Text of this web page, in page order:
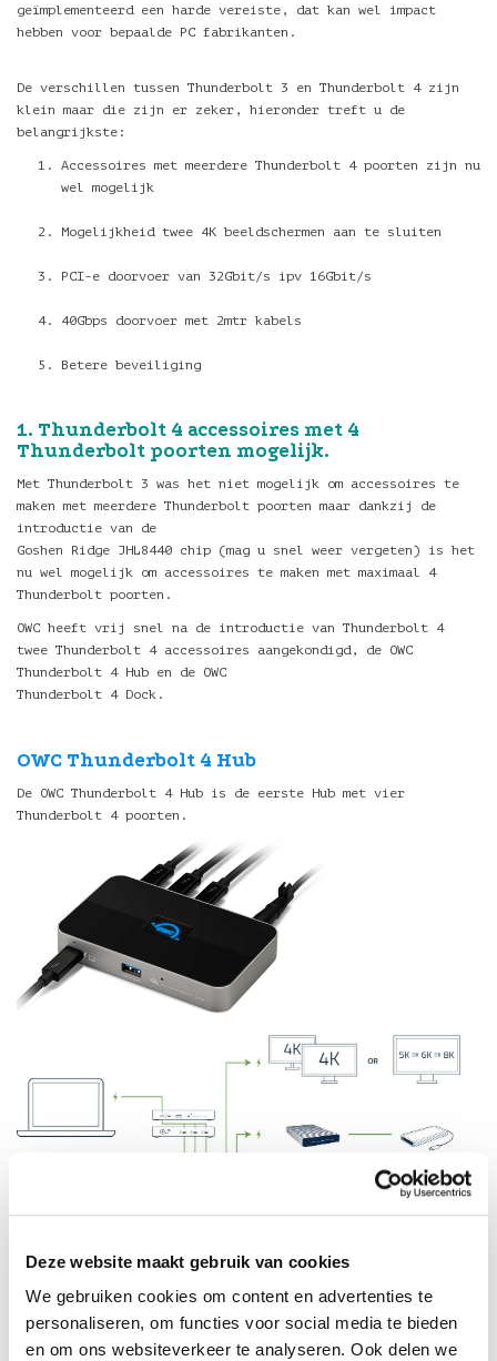
Deze website maakt gebruik van cookies
We gebruiken cookies om content en advertenties te
personaliseren, om functies voor social media te bieden
en om ons websiteverkeer te analyseren. Ook delen we
geïmplementeerd een harde vereiste, dat kan wel impact
hebben voor bepaalde PC fabrikanten.
De verschillen tussen Thunderbolt 3 en Thunderbolt 4 zijn
klein maar die zijn er zeker, hieronder treft u de
belangrijkste:
Accessoires met meerdere Thunderbolt 4 poorten zijn nu
wel mogelijk
Mogelijkheid twee 4K beeldschermen aan te sluiten
PCI-e doorvoer van 32Gbit/s ipv 16Gbit/s
40Gbps doorvoer met 2mtr kabels
Betere beveiliging
1. Thunderbolt 4 accessoires met 4
Thunderbolt poorten mogelijk.
Met Thunderbolt 3 was het niet mogelijk om accessoires te
maken met meerdere Thunderbolt poorten maar dankzij de
introductie van de
Goshen Ridge JHL8440 chip (mag u snel weer vergeten) is het
nu wel mogelijk om accessoires te maken met maximaal 4
Thunderbolt poorten.
OWC heeft vrij snel na de introductie van Thunderbolt 4
twee Thunderbolt 4 accessoires aangekondigd, de OWC
Thunderbolt 4 Hub en de OWC
Thunderbolt 4 Dock.
OWC Thunderbolt 4 Hub
De OWC Thunderbolt 4 Hub is de eerste Hub met vier
Thunderbolt 4 poorten.